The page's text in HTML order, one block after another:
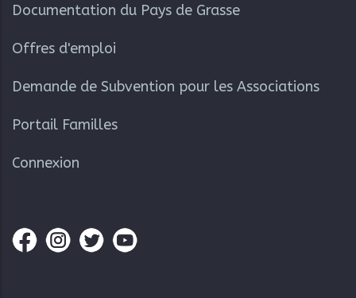
Documentation du Pays de Grasse
Offres d'emploi
Demande de Subvention pour les Associations
Portail Familles
Connexion